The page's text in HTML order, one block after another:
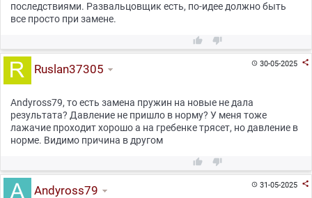
последствиями. Развальцовщик есть, по-идее должно быть
все просто при замене.
 
30-05-2025 
Ruslan37305
Andyross79, то есть замена пружин на новые не дала
результата? Давление не пришло в норму? У меня тоже
лажачие проходит хорошо а на гребенке трясет, но давление в
норме. Видимо причина в другом
 
31-05-2025 
Andyross79